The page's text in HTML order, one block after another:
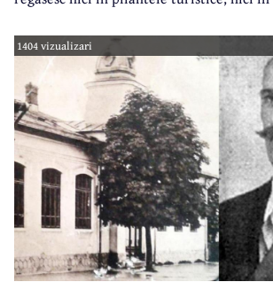
1404 vizualizari